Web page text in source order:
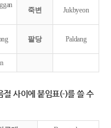
죽변 Jukbyeon
팔당 Paldang
절 사이에 붙임표(-)를 쓸 수